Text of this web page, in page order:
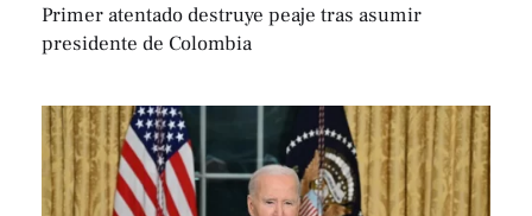
Primer atentado destruye peaje tras asumir
presidente de Colombia